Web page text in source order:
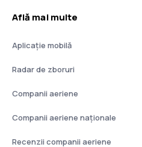
Află mai multe
Aplicație mobilă
Radar de zboruri
Companii aeriene
Companii aeriene naţionale
Recenzii companii aeriene